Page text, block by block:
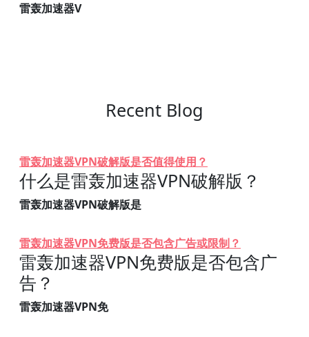
雷轰加速器V
Recent Blog
雷轰加速器VPN破解版是否值得使用？
什么是雷轰加速器VPN破解版？
雷轰加速器VPN破解版是
雷轰加速器VPN免费版是否包含广告或限制？
雷轰加速器VPN免费版是否包含广
告？
雷轰加速器VPN免